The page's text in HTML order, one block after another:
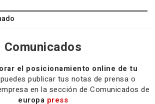
Comunicados
el posicionamiento online de tu
publicar tus notas de prensa o
en la sección de Comunicados de
europa press